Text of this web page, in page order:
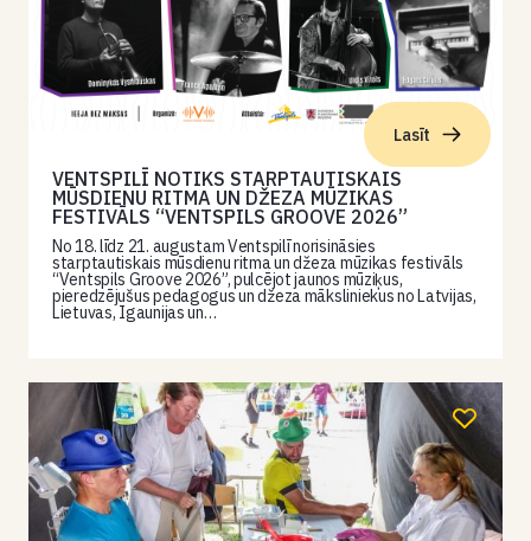
Lasīt
VENTSPILĪ NOTIKS STARPTAUTISKAIS
MŪSDIENU RITMA UN DŽEZA MŪZIKAS
FESTIVĀLS “VENTSPILS GROOVE 2026”
No 18. līdz 21. augustam Ventspilī norisināsies
starptautiskais mūsdienu ritma un džeza mūzikas festivāls
“Ventspils Groove 2026”, pulcējot jaunos mūziķus,
pieredzējušus pedagogus un džeza māksliniekus no Latvijas,
Lietuvas, Igaunijas un…